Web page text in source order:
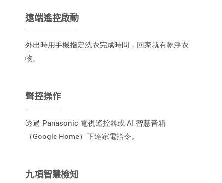
遠端遙控啟動
外出時用手機指定洗衣完成時間，回家就有乾淨衣
物。
聲控操作
透過 Panasonic 電視遙控器或 AI 智慧音箱
（Google Home）下達家電指令。
九項智慧檢知